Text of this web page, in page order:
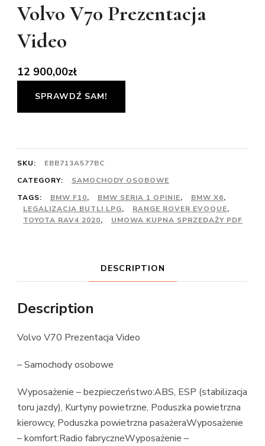
Volvo V70 Prezentacja
Video
12 900,00zł
SPRAWDŹ SAM!
SKU:
EBB713A577BC
CATEGORY:
SAMOCHODY OSOBOWE
TAGS:
BMW F10, BMW SERIA 1 OPINIE, BMW X6,
LEGALIZACJA BUTLI LPG, RANGE ROVER EVOQUE,
TOYOTA RAV4 2020, UMOWA KUPNA SPRZEDAŻY PDF
DESCRIPTION
Description
Volvo V70 Prezentacja Video
– Samochody osobowe
Wyposażenie – bezpieczeństwo:ABS, ESP (stabilizacja
toru jazdy), Kurtyny powietrzne, Poduszka powietrzna
kierowcy, Poduszka powietrzna pasażeraWyposażenie
– komfort:Radio fabryczneWyposażenie –